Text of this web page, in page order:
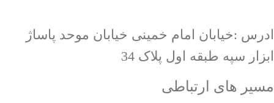
ادرس :خیابان امام خمینی خیابان موحد پاساژ
ابزار سپه طبقه اول پلاک 34
مسیر های ارتباطی